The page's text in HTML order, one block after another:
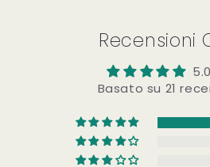
Recensioni
Basato su 21